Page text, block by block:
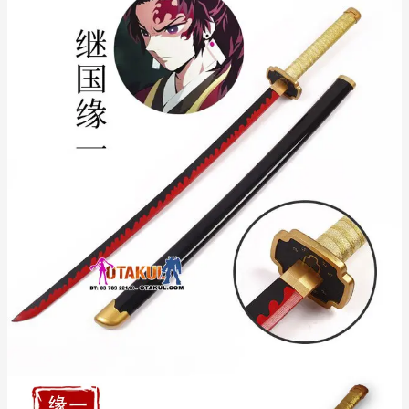
Giới thiệu về nhân vật Yoriichi
Tsugikuni và bộ truyện Kimetsu No
Yoriichi Tsugikunilà một nhân vật huyền thoại trong vũ trụ
Kimetsu No Yaiba (Thanh Gươm Diệt Quỷ)
. Anh là người
Hơi Thở Mặt Trời
(Sun Breathing) – dạng hơi thở
mạnh nhất, đồng thời cũng là Sát Quỷ Nhân mạnh nhất trong
lịch sử. Với đôi bông tai Hanafuda đặc trưng và thanh Nhật Luân
màu đen ánh đỏ, Yoriichi là người duy nhất có thể khiến Quỷ
Vương Muzan Kibutsuji khiếp sợ đến mức bỏ chạy.
Bộ manga/animeKimetsu No Yaiba của tác giả Koyoharu
Gotouge đã trở thành một hiện tượng toàn cầu, chinh phục hàng
triệu trái tim bởi cốt truyện cảm động, những trận chiến mãn
nhãn và tình anh em thiêng liêng. Sở hữuKiếm Gỗ Yoriichi
chính là cách bạn tưởng nhớ đến người anh hùng vĩ
Hướng dẫn bảo quản và lưu ý khi sử